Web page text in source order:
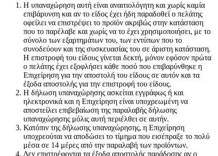
Η υπαναχώρηση αυτή είναι αναιτιολόγητη και χωρίς καμία
επιβάρυνση και αν το είδος έχει ήδη παραδοθεί ο πελάτης
οφείλει να επιστρέψει το προϊόν ακριβώς στην κατάσταση
που το παρέλαβε και χωρίς να το έχει χρησιμοποιήσει, με το
σύνολο των εξαρτημάτων του, των εντύπων που το
συνοδεύουν και της συσκευασίας του σε άριστη κατάσταση.
Η επιστροφή του είδους γίνεται δεκτή, μόνον εφόσον πρώτα
ο πελάτης έχει εξοφλήσει κάθε ποσό που επιβαρύνθηκε η
Επιχείρηση για την αποστολή του είδους σε αυτόν και τα
έξοδα αποστολής για την επιστροφή του είδους.
Η δήλωση υπαναχώρησης ασκείται εγγράφως ή και
ηλεκτρονικά και η Επιχείρηση είναι υποχρεωμένη να
αποστείλει επιβεβαίωση της παραλαβής δήλωσης
υπαναχώρησης μόλις αυτή περιέλθει σε αυτήν.
Κατόπιν της δήλωσης υπαναχώρησης, η Επιχείρηση
υποχρεούται να αποδώσει το τίμημα που εισέπραξε το πολύ
μέσα σε 14 μέρες από την παραλαβή των προϊόντων.
Δεν επιστρέφονται τα έξοδα αποστολής παράδοσης αν ο